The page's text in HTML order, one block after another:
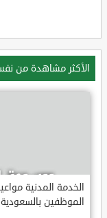
الأكثر مشاهدة من
الموظفين بالسعودية